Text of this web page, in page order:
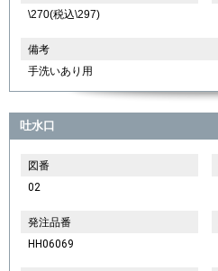
\270(税込\297)
備考
手洗いあり用
吐水口
図番
02
発注品番
HH06069